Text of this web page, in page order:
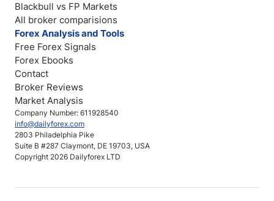
Company Number: 611928540
info@dailyforex.com
2803 Philadelphia Pike
Suite B #287 Claymont, DE 19703, USA
Copyright 2026 Dailyforex LTD
Blackbull vs FP Markets
All broker comparisions
Forex Analysis and Tools
Free Forex Signals
Forex Ebooks
Contact
Broker Reviews
Market Analysis